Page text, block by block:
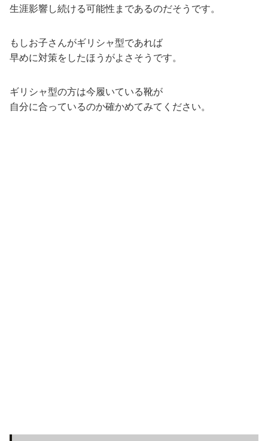
生涯影響し続ける可能性まであるのだそうです。
もしお子さんがギリシャ型であれば
早めに対策をしたほうがよさそうです。
ギリシャ型の方は今履いている靴が
自分に合っているのか確かめてみてください。